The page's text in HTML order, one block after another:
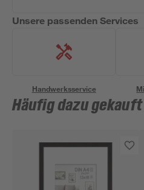
Unsere passenden Services
Handwerksservice
Häufig dazu gekauft